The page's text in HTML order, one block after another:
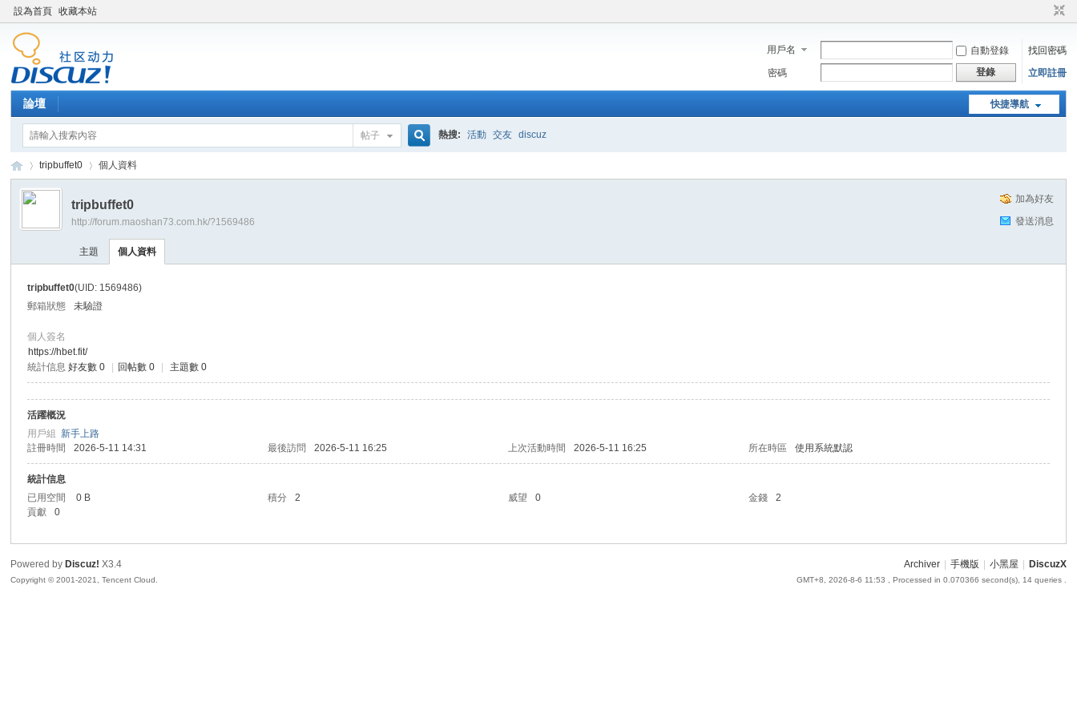
設為首頁 收藏本站
用戶名 自動登錄
找回密碼
密碼
登錄 立即註冊
快捷導航
論壇
帖子 熱搜: 活動 交友 discuz
›
tripbuffet0 個人資料
加為好友
發送消息
tripbuffet0
http://forum.maoshan73.com.hk/?1569486
主題 個人資料
tripbuffet0(UID: 1569486)
郵箱狀態
未驗證
個人簽名
https://hbet.fit/
統計信息 好友數 0 回帖數 0 主題數 0
活躍概況
用戶組新手上路
註冊時間
2026-5-11 14:31 最後訪問 2026-5-11 16:25 上次活動時間 2026-5-11 16:25 所在時區 使用系統默認
統計信息
已用空間
0 B 積分 2 威望 0 金錢
2
貢獻
0
Archiver 手機版 小黑屋 DiscuzX
GMT+8, 2026-8-6 11:53 , Processed in 0.070366 second(s), 14 queries .
Powered by Discuz! X3.4
Copyright © 2001-2021, Tencent Cloud.